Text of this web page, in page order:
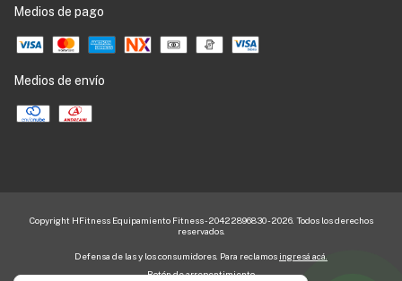
Medios de pago
Medios de envío
Copyright HFitness Equipamiento Fitness - 20422896830 - 2026. Todos los derechos
reservados.
Defensa de las y los consumidores. Para reclamos ingresá acá.
Botón de arrepentimiento